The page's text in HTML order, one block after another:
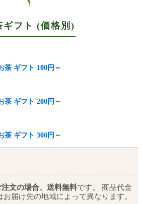
ギフト (価格別)
茶 ギフト 100円～
茶 ギフト 200円～
茶 ギフト 300円～
文の場合、送料無料です。 商品代金
届け先の地域によって異なります。